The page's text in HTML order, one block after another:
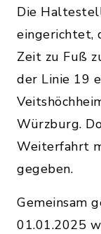
Die
eingerichtet,
Zeit zu Fuß
der Linie 19
Würzburg.
Weiterfahrt
gegeben.
Gemeinsam
01.01.2025